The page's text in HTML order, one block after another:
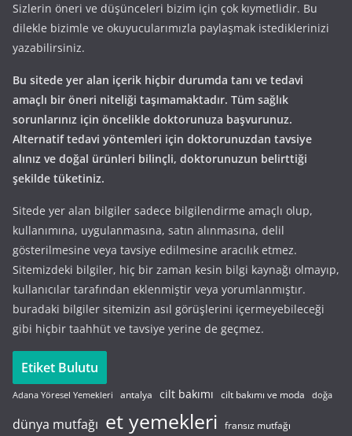
Sizlerin öneri ve düşünceleri bizim için çok kıymetlidir. Bu
dilekle bizimle ve okuyucularımızla paylaşmak istediklerinizi
yazabilirsiniz.
Bu sitede yer alan içerik hiçbir durumda tanı ve tedavi
amaçlı bir öneri niteliği taşımamaktadır. Tüm sağlık
sorunlarınız için öncelikle doktorunuza başvurunuz.
Alternatif tedavi yöntemleri için doktorunuzdan tavsiye
alınız ve doğal ürünleri bilinçli, doktorunuzun belirttiği
şekilde tüketiniz.
Sitede yer alan bilgiler sadece bilgilendirme amaçlı olup,
kullanımına, uygulanmasına, satın alınmasına, delil
gösterilmesine veya tavsiye edilmesine aracılık etmez.
Sitemizdeki bilgiler, hiç bir zaman kesin bilgi kaynağı olmayıp,
kullanıcılar tarafından eklenmiştir veya yorumlanmıştır.
buradaki bilgiler sitemizin asıl görüşlerini içermeyebileceği
gibi hiçbir taahhüt ve tavsiye yerine de geçmez.
Etiket Bulutu
Adana Yöresel Yemekleri antalya cilt bakımı cilt bakımı ve moda doğa
dünya mutfağı et yemekleri fransız mutfağı